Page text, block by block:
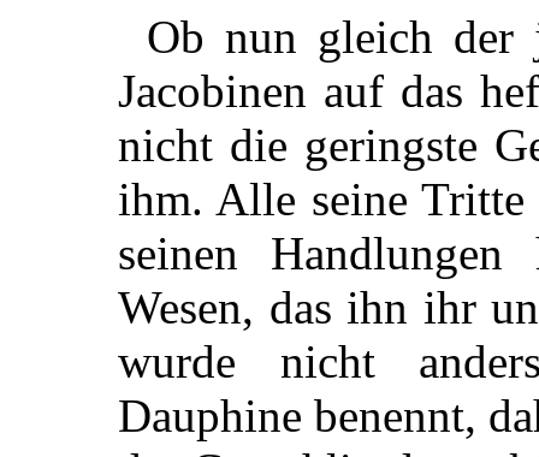
Ob nun gleich der
Jacobinen auf das
nicht die geringste
ihm. Alle seine
seinen
Wesen, das ihn ihr
wurde nicht
Dauphine benennt,